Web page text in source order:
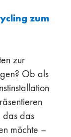
zum
zur
Ob als
das das
möchte –